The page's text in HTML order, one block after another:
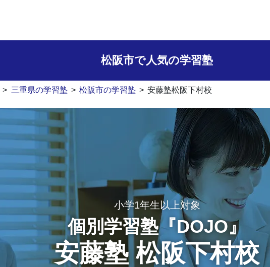
松阪市で人気の学習塾
> 三重県の学習塾 > 松阪市の学習塾 > 安藤塾松阪下村校
小学1年生以上対象
個別学習塾『DOJO』
安藤塾 松阪下村校